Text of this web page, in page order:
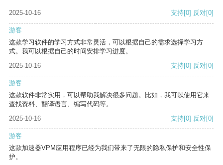
2025-10-16 支持[0] 反对[0]
游客
这款学习软件的学习方式非常灵活，可以根据自己的需求选择学习方
式。我可以根据自己的时间安排学习进度。
2025-10-16
支持[0] 反对[0]
游客
这款软件非常实用，可以帮助我解决很多问题。比如，我可以使用它来
查找资料、翻译语言、编写代码等。
2025-10-16
支持[0] 反对[0]
游客
这款加速器VPM应用程序已经为我们带来了无限的隐私保护和安全性保
护。